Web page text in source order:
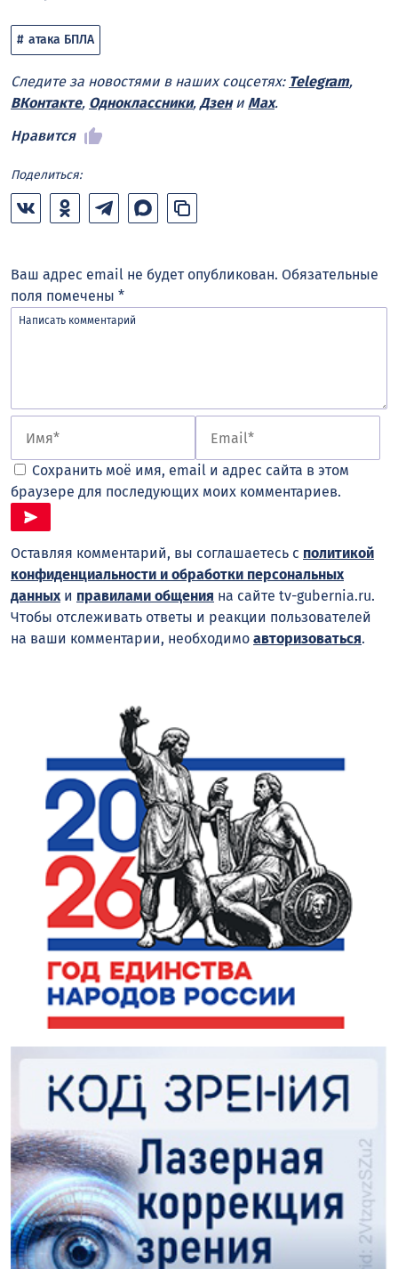
атака БПЛА
Следите за новостями в наших соцсетях: Telegram,
ВКонтакте, Одноклассники, Дзени Max.
Нравится
Поделиться:
Ваш адрес email не будет опубликован. Обязательные
поля помечены *
Сохранить моё имя, email и адрес сайта в этом
браузере для последующих моих комментариев.
Оставляя комментарий, вы соглашаетесь с политикой
конфиденциальности и обработки персональных
данныхи правилами общения на сайте tv-gubernia.ru.
Чтобы отслеживать ответы и реакции пользователей
на ваши комментарии, необходимо авторизоваться.